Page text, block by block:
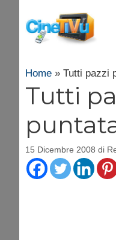
contenuto
Home » Tutti pazzi
Tutti
15 Dicembre 2008 di